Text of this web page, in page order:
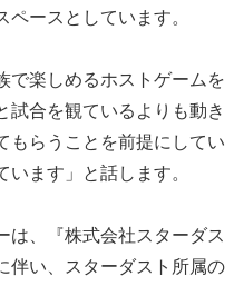
ースとしています。
で楽しめるホストゲームを
試合を観ているよりも動き
もらうことを前提にしてい
ます」と話します。
は、『株式会社スターダス
伴い、スターダスト所属の